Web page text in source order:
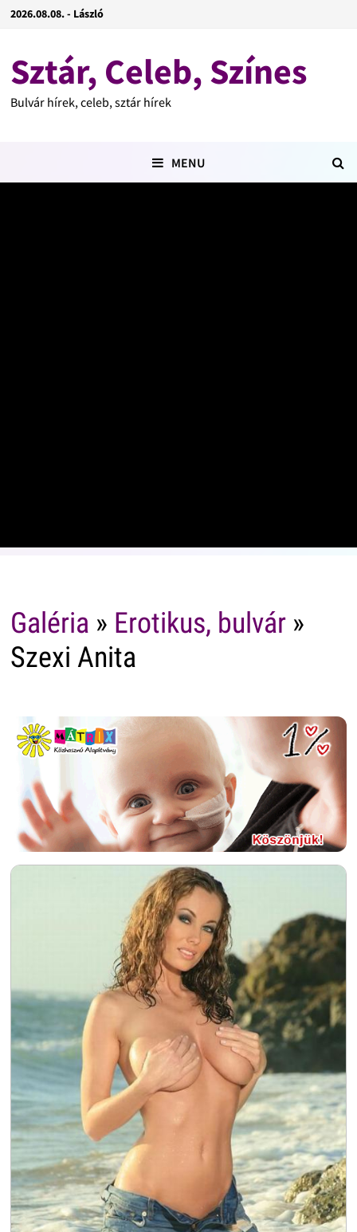
2026.08.08. - László
Sztár, Celeb, Színes
Bulvár hírek, celeb, sztár hírek
MENU
Galéria » Erotikus, bulvár»
Szexi Anita